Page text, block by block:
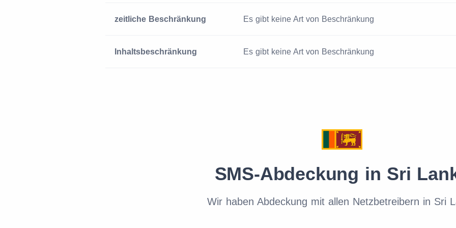
zeitliche Beschränkung Es gibt keine Art von Beschränkung
Inhaltsbeschränkung Es gibt keine Art von Beschränkung
SMS-Abdeckung in Sri
Wir haben Abdeckung mit allen Netzbetreibern in Sri